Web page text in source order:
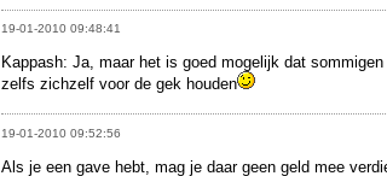
19-01-2010 09:48:41
Kappash: Ja, maar het is goed mogelijk dat
zelfs zichzelf voor de gek houden
19-01-2010 09:52:56
Als je een gave hebt, mag je daar geen geld mee